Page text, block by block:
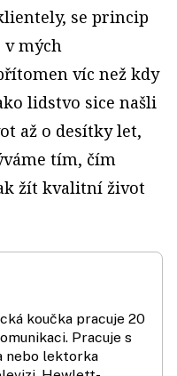
se princip
v mých
víc než kdy
lidstvo sice našli
až o desítky let,
tím, čím
žít kvalitní život
koučka pracuje 20
Pracuje s
nebo lektorka